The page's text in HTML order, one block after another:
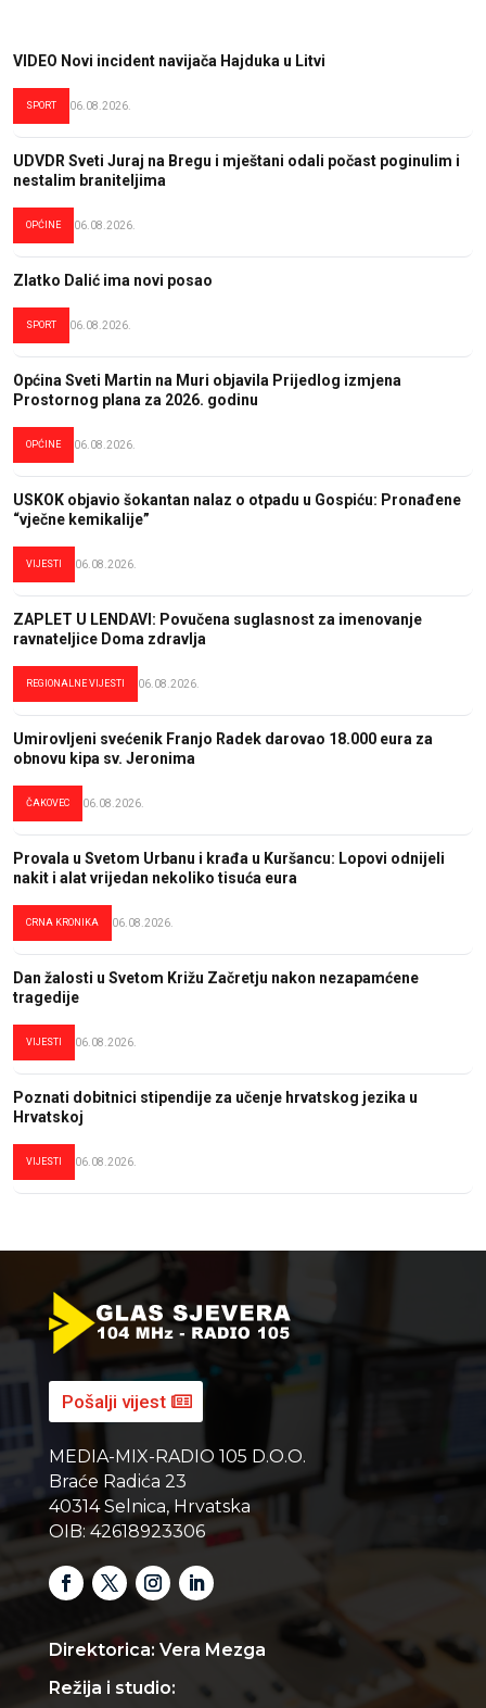
VIDEO Novi incident navijača Hajduka u Litvi
SPORT 06.08.2026.
UDVDR Sveti Juraj na Bregu i mještani odali počast poginulim i
nestalim braniteljima
OPĆINE 06.08.2026.
Zlatko Dalić ima novi posao
SPORT 06.08.2026.
Općina Sveti Martin na Muri objavila Prijedlog izmjena
Prostornog plana za 2026. godinu
OPĆINE 06.08.2026.
USKOK objavio šokantan nalaz o otpadu u Gospiću: Pronađene
“vječne kemikalije”
VIJESTI 06.08.2026.
ZAPLET U LENDAVI: Povučena suglasnost za imenovanje
ravnateljice Doma zdravlja
REGIONALNE VIJESTI 06.08.2026.
Umirovljeni svećenik Franjo Radek darovao 18.000 eura za
obnovu kipa sv. Jeronima
ČAKOVEC 06.08.2026.
Provala u Svetom Urbanu i krađa u Kuršancu: Lopovi odnijeli
nakit i alat vrijedan nekoliko tisuća eura
CRNA KRONIKA 06.08.2026.
Dan žalosti u Svetom Križu Začretju nakon nezapamćene
tragedije
VIJESTI 06.08.2026.
Poznati dobitnici stipendije za učenje hrvatskog jezika u
Hrvatskoj
VIJESTI 06.08.2026.
Pošalji vijest
MEDIA-MIX-RADIO 105 D.O.O.
Braće Radića 23
40314 Selnica, Hrvatska
OIB: 42618923306
Direktorica: Vera Mezga
Režija i studio: